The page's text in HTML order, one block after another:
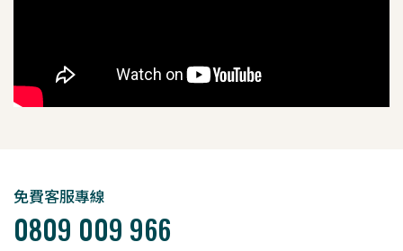
免費客服專線
0809 009 966